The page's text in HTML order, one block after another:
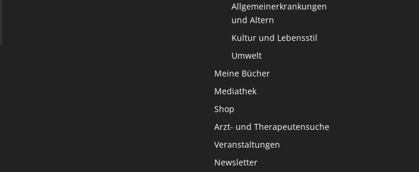
Allgemeinerkrankungen
und Altern
Kultur und Lebensstil
Umwelt
Meine Bücher
Mediathek
Shop
Arzt- und Therapeutensuche
Veranstaltungen
Newsletter